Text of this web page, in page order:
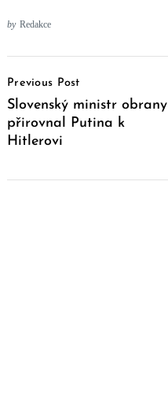
by Redakce
Navigation
Previous Post
Slovenský ministr obrany
přirovnal Putina k
Hitlerovi